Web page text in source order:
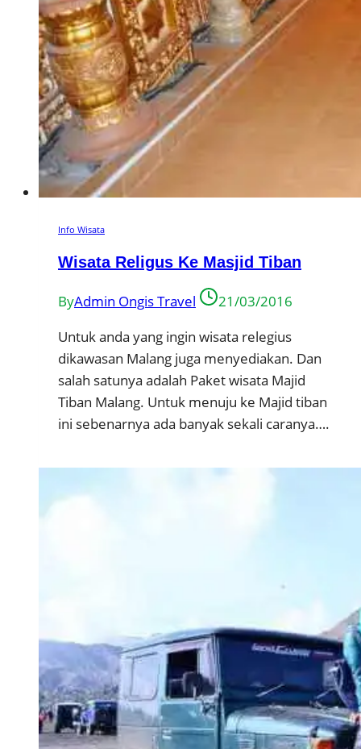
Info Wisata
Wisata Religus Ke Masjid Tiban
ByAdmin Ongis Travel
21/03/2016
Untuk anda yang ingin wisata relegius
dikawasan Malang juga menyediakan. Dan
salah satunya adalah Paket wisata Majid
Tiban Malang. Untuk menuju ke Majid tiban
ini sebenarnya ada banyak sekali caranya….